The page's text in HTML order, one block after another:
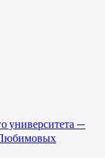
университета —